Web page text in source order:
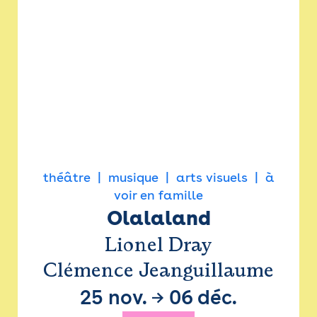
théâtre musique arts visuels
à
voir en famille
Olalaland
Lionel Dray
Clémence Jeanguillaume
25 nov. → 06 déc.